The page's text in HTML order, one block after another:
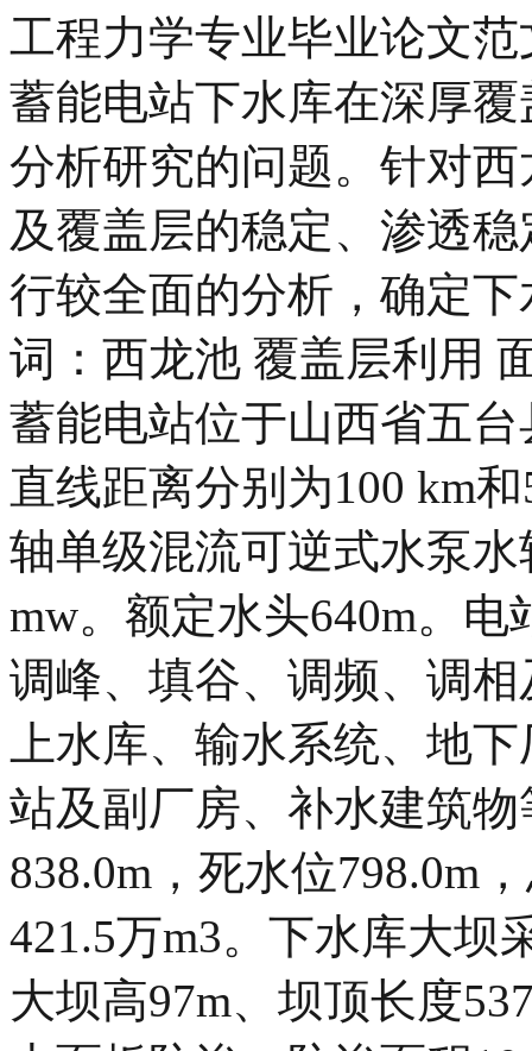
工程力学专业毕业论文
蓄能电站下水库在深厚
分析研究的问题。针对
及覆盖层的稳定、渗透
行较全面的分析，确定
词：西龙池 覆盖层利用
蓄能电站位于山西省五
直线距离分别为100 km
轴单级混流可逆式水泵
mw。额定水头640m。
调峰、填谷、调频、调
上水库、输水系统、地
站及副厂房、补水建筑
838.0m，死水位798.0m
421.5万m3。下水库大坝
大坝高97m、坝顶长度